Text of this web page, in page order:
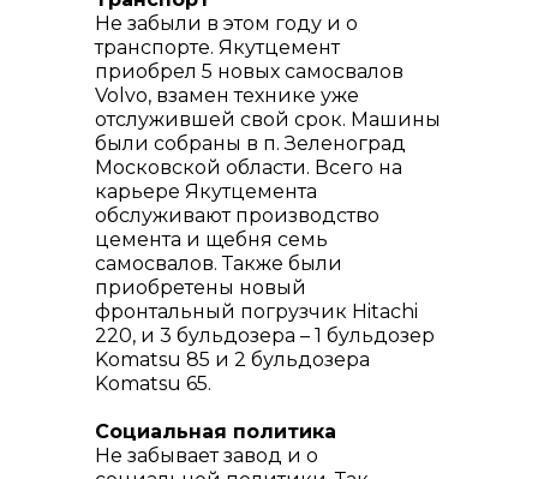
Не забыли в этом году и о
транспорте. Якутцемент
приобрел 5 новых самосвалов
Volvo, взамен технике уже
отслужившей свой срок. Машины
были собраны в п. Зеленоград
Московской области. Всего на
карьере Якутцемента
обслуживают производство
цемента и щебня семь
самосвалов. Также были
приобретены новый
фронтальный погрузчик Hitachi
220, и 3 бульдозера – 1 бульдозер
Komatsu 85 и 2 бульдозера
Komatsu 65.
Социальная политика
Не забывает завод и о